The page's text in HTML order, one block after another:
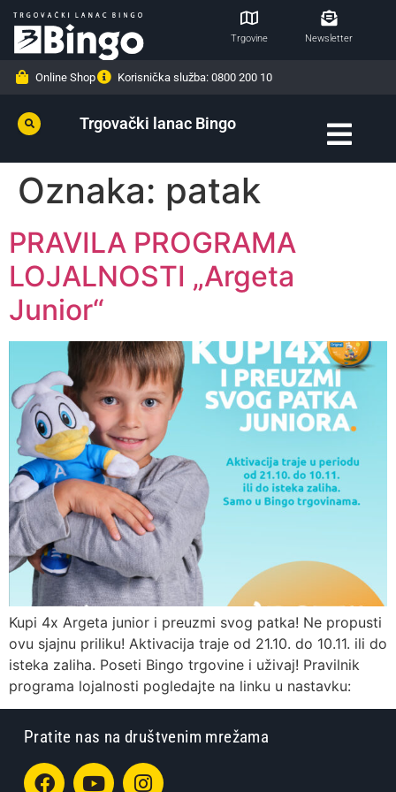
Trgovine Newsletter
Online Shop Korisnička služba: 0800 200 10
Trgovački lanac Bingo
Oznaka: patak
PRAVILA PROGRAMA
LOJALNOSTI „Argeta
Junior“
Kupi 4x Argeta junior i preuzmi svog patka! Ne propusti
ovu sjajnu priliku! Aktivacija traje od 21.10. do 10.11. ili do
isteka zaliha. Poseti Bingo trgovine i uživaj! Pravilnik
programa lojalnosti pogledajte na linku u nastavku:
Pratite nas na društvenim mrežama